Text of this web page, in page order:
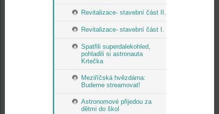
Revitalizace- stavební část II.
Revitalizace- stavební část I.
Spatřili superdalekohled,
pohladili si astronauta
Krtečka
Meziříčská hvězdárna:
Budeme streamovat!
Astronomové přijedou za
dětmi do škol